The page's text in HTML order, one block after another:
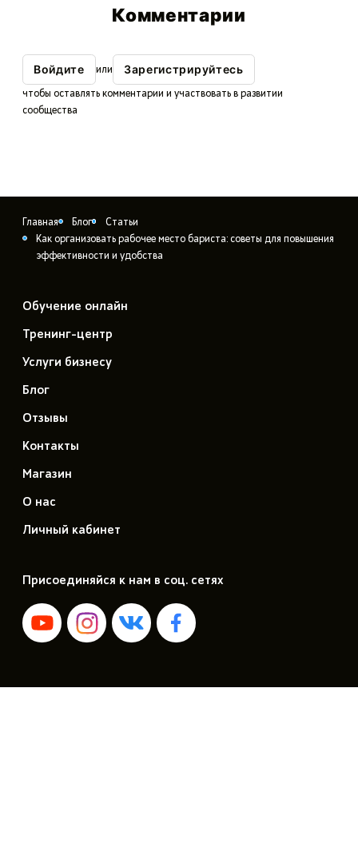
Комментарии
Войдите или Зарегистрируйтесь
чтобы оставлять комментарии и участвовать в развитии
сообщества
Главная Блог
Статьи
Как организовать рабочее место бариста: советы для повышения
эффективности и удобства
Обучение онлайн
Тренинг-центр
Услуги бизнесу
Блог
Отзывы
Контакты
Магазин
О нас
Личный кабинет
Присоединяйся к нам в соц. сетях